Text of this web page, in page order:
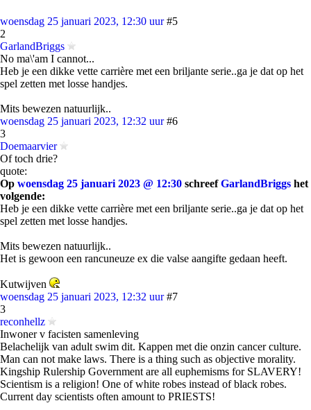
woensdag 25 januari 2023, 12:30 uur #5
2
GarlandBriggs
No ma\'am I cannot...
Heb je een dikke vette carrière met een briljante serie..ga je dat op het
spel zetten met losse handjes.
Mits bewezen natuurlijk..
woensdag 25 januari 2023, 12:32 uur #6
3
Doemaarvier
Of toch drie?
quote:
Op woensdag 25 januari 2023 @ 12:30 schreefGarlandBriggs het
volgende:
Heb je een dikke vette carrière met een briljante serie..ga je dat op het
spel zetten met losse handjes.
Mits bewezen natuurlijk..
Het is gewoon een rancuneuze ex die valse aangifte gedaan heeft.
Kutwijven
woensdag 25 januari 2023, 12:32 uur #7
3
reconhellz
Inwoner v facisten samenleving
Belachelijk van adult swim dit. Kappen met die onzin cancer culture.
Man can not make laws. There is a thing such as objective morality.
Kingship Rulership Government are all euphemisms for SLAVERY!
Scientism is a religion! One of white robes instead of black robes.
Current day scientists often amount to PRIESTS!